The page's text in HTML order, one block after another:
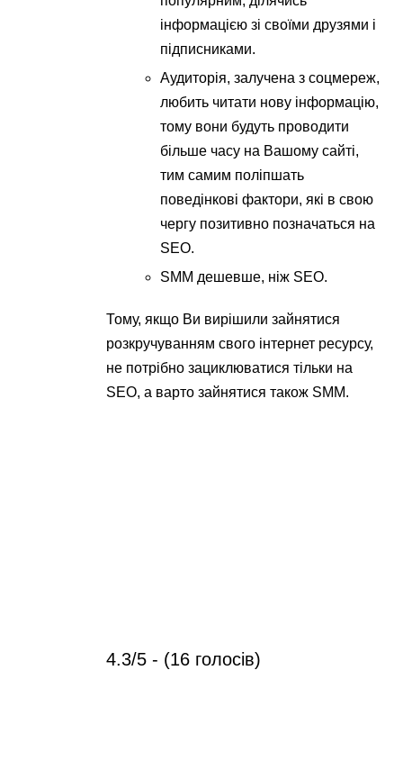
інформацією зі своїми друзями і
підписниками.
Аудиторія, залучена з соцмереж,
любить читати нову інформацію,
тому вони будуть проводити
більше часу на Вашому сайті,
тим самим поліпшать
поведінкові фактори, які в свою
чергу позитивно позначаться на
SEO.
SMM дешевше, ніж SEO.
Тому, якщо Ви вирішили зайнятися
розкручуванням свого інтернет ресурсу,
не потрібно зациклюватися тільки на
SEO, а варто зайнятися також SMM.
4.3/5 - (16 голосів)